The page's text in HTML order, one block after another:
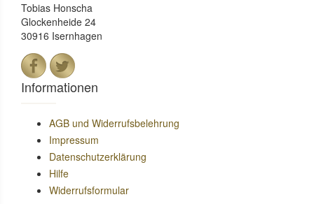
Tobias Honscha
Glockenheide 24
30916 Isernhagen
Informationen
AGB und Widerrufsbelehrung
Impressum
Datenschutzerklärung
Hilfe
Widerrufsformular